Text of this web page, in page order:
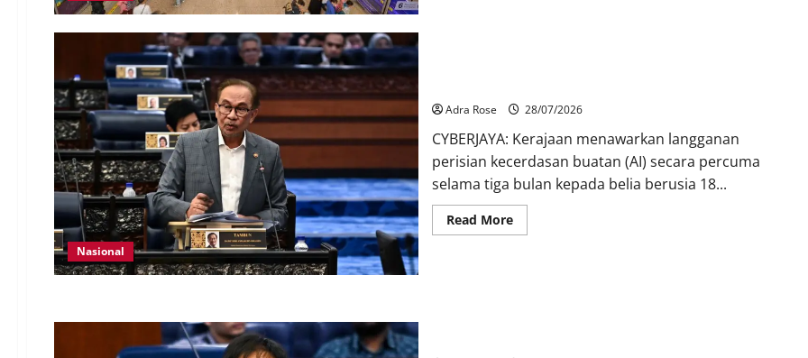
Nasional
Adra Rose 28/07/2026
CYBERJAYA: Kerajaan menawarkan langganan
perisian kecerdasan buatan (AI) secara percuma
selama tiga bulan kepada belia berusia 18...
Read More